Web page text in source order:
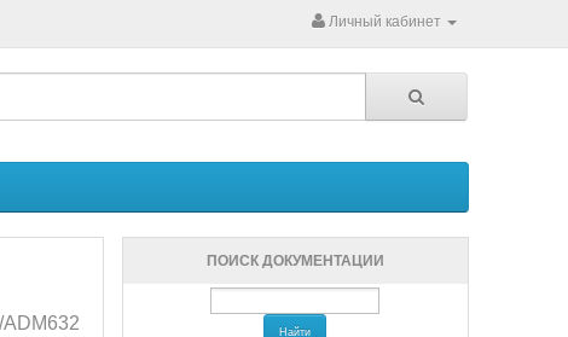
Личный кабинет
ПОИСК ДОКУМЕНТАЦИИ
Найти